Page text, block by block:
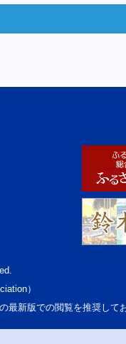
）
新版での閲覧を推奨してお